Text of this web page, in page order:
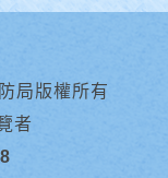
局版權所有
者